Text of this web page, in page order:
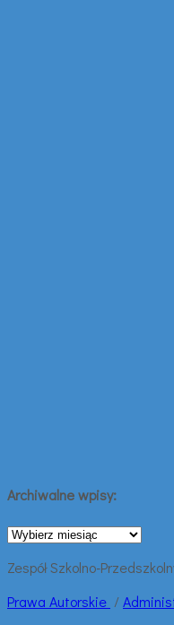
Archiwalne wpisy:
Archiwalne
Zespół Szkolno-
Prawa Autorskie /